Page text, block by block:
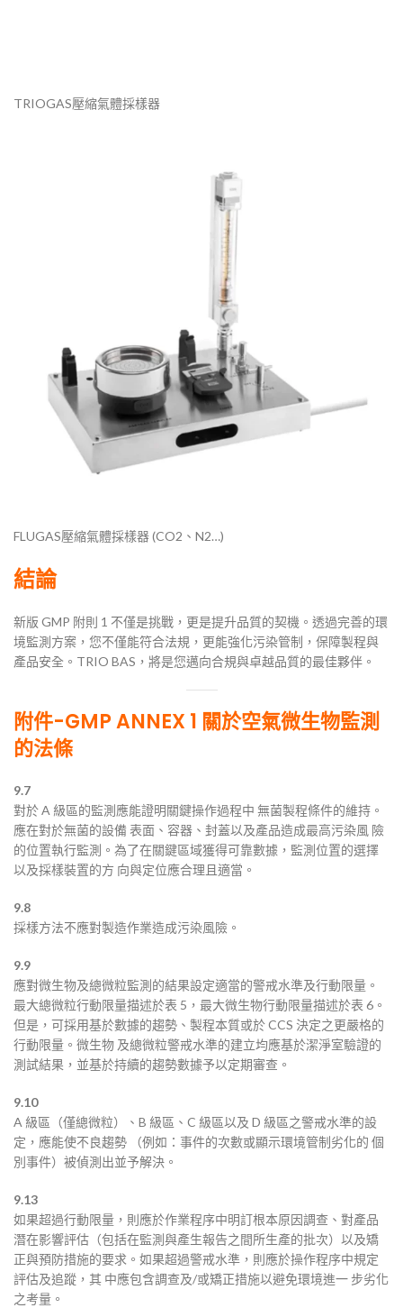
TRIOGAS壓縮氣體採樣器
FLUGAS壓縮氣體採樣器 (CO2、N2…)
結論
新版 GMP 附則 1 不僅是挑戰，更是提升品質的契機。透過完善的環
境監測方案，您不僅能符合法規，更能強化污染管制，保障製程與
產品安全。TRIO BAS，將是您邁向合規與卓越品質的最佳夥伴。
附件-GMP ANNEX 1 關於空氣微生物監測
的法條
9.7
對於 A 級區的監測應能證明關鍵操作過程中 無菌製程條件的維持。
應在對於無菌的設備 表面、容器、封蓋以及產品造成最高污染風 險
的位置執行監測。為了在關鍵區域獲得可靠數據，監測位置的選擇
以及採樣裝置的方 向與定位應合理且適當。
9.8
採樣方法不應對製造作業造成污染風險。
9.9
應對微生物及總微粒監測的結果設定適當的警戒水準及行動限量。
最大總微粒行動限量描述於表 5，最大微生物行動限量描述於表 6。
但是，可採用基於數據的趨勢、製程本質或於 CCS 決定之更嚴格的
行動限量。微生物 及總微粒警戒水準的建立均應基於潔淨室驗證的
測試結果，並基於持續的趨勢數據予以定期審查。
9.10
A 級區（僅總微粒）、B 級區、C 級區以及 D 級區之警戒水準的設
定，應能使不良趨勢 （例如：事件的次數或顯示環境管制劣化的 個
別事件）被偵測出並予解決。
9.13
如果超過行動限量，則應於作業程序中明訂根本原因調查、對產品
潛在影響評估（包括在監測與產生報告之間所生產的批次）以及矯
正與預防措施的要求。如果超過警戒水準，則應於操作程序中規定
評估及追蹤，其 中應包含調查及/或矯正措施以避免環境進一 步劣化
之考量。